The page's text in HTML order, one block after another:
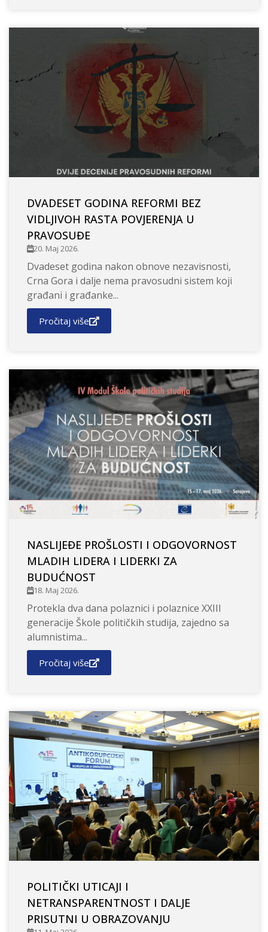
DVADESET GODINA REFORMI BEZ
VIDLJIVOH RASTA POVJERENJA U
PRAVOSUĐE
20. Maj 2026.
Dvadeset godina nakon obnove nezavisnosti,
Crna Gora i dalje nema pravosudni sistem koji
građani i građanke...
Pročitaj više
NASLIJEĐE PROŠLOSTI I ODGOVORNOST
MLADIH LIDERA I LIDERKI ZA
BUDUĆNOST
18. Maj 2026.
Protekla dva dana polaznici i polaznice XXIII
generacije Škole političkih studija, zajedno sa
alumnistima...
Pročitaj više
POLITIČKI UTICAJI I
NETRANSPARENTNOST I DALJE
PRISUTNI U OBRAZOVANJU